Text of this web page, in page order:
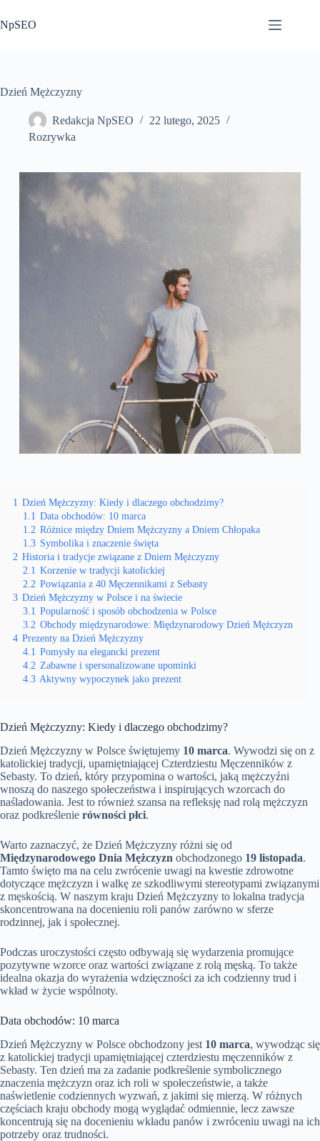
do
treści
NpSEO
Dzień Mężczyzny
Redakcja NpSEO
22 lutego, 2025
Rozrywka
1 Dzień Mężczyzny: Kiedy i dlaczego obchodzimy?
1.1 Data obchodów: 10 marca
1.2 Różnice między Dniem Mężczyzny a Dniem Chłopaka
1.3 Symbolika i znaczenie święta
2 Historia i tradycje związane z Dniem Mężczyzny
2.1 Korzenie w tradycji katolickiej
2.2 Powiązania z 40 Męczennikami z Sebasty
3 Dzień Mężczyzny w Polsce i na świecie
3.1 Popularność i sposób obchodzenia w Polsce
3.2 Obchody międzynarodowe: Międzynarodowy Dzień Mężczyzn
4 Prezenty na Dzień Mężczyzny
4.1 Pomysły na elegancki prezent
4.2 Zabawne i spersonalizowane upominki
4.3 Aktywny wypoczynek jako prezent
Dzień Mężczyzny: Kiedy i dlaczego obchodzimy?
Dzień Mężczyzny w Polsce świętujemy 10 marca. Wywodzi się on z
katolickiej tradycji, upamiętniającej Czterdziestu Męczenników z
Sebasty. To dzień, który przypomina o wartości, jaką mężczyźni
wnoszą do naszego społeczeństwa i inspirujących wzorcach do
naśladowania. Jest to również szansa na refleksję nad rolą mężczyzn
oraz podkreślenie równości płci.
Warto zaznaczyć, że Dzień Mężczyzny różni się od
Międzynarodowego Dnia Mężczyzn obchodzonego 19 listopada.
Tamto święto ma na celu zwrócenie uwagi na kwestie zdrowotne
dotyczące mężczyzn i walkę ze szkodliwymi stereotypami związanymi
z męskością. W naszym kraju Dzień Mężczyzny to lokalna tradycja
skoncentrowana na docenieniu roli panów zarówno w sferze
rodzinnej, jak i społecznej.
Podczas uroczystości często odbywają się wydarzenia promujące
pozytywne wzorce oraz wartości związane z rolą męską. To także
idealna okazja do wyrażenia wdzięczności za ich codzienny trud i
wkład w życie wspólnoty.
Data obchodów: 10 marca
Dzień Mężczyzny w Polsce obchodzony jest 10 marca, wywodząc się
z katolickiej tradycji upamiętniającej czterdziestu męczenników z
Sebasty. Ten dzień ma za zadanie podkreślenie symbolicznego
znaczenia mężczyzn oraz ich roli w społeczeństwie, a także
naświetlenie codziennych wyzwań, z jakimi się mierzą. W różnych
częściach kraju obchody mogą wyglądać odmiennie, lecz zawsze
koncentrują się na docenieniu wkładu panów i zwróceniu uwagi na ich
potrzeby oraz trudności.